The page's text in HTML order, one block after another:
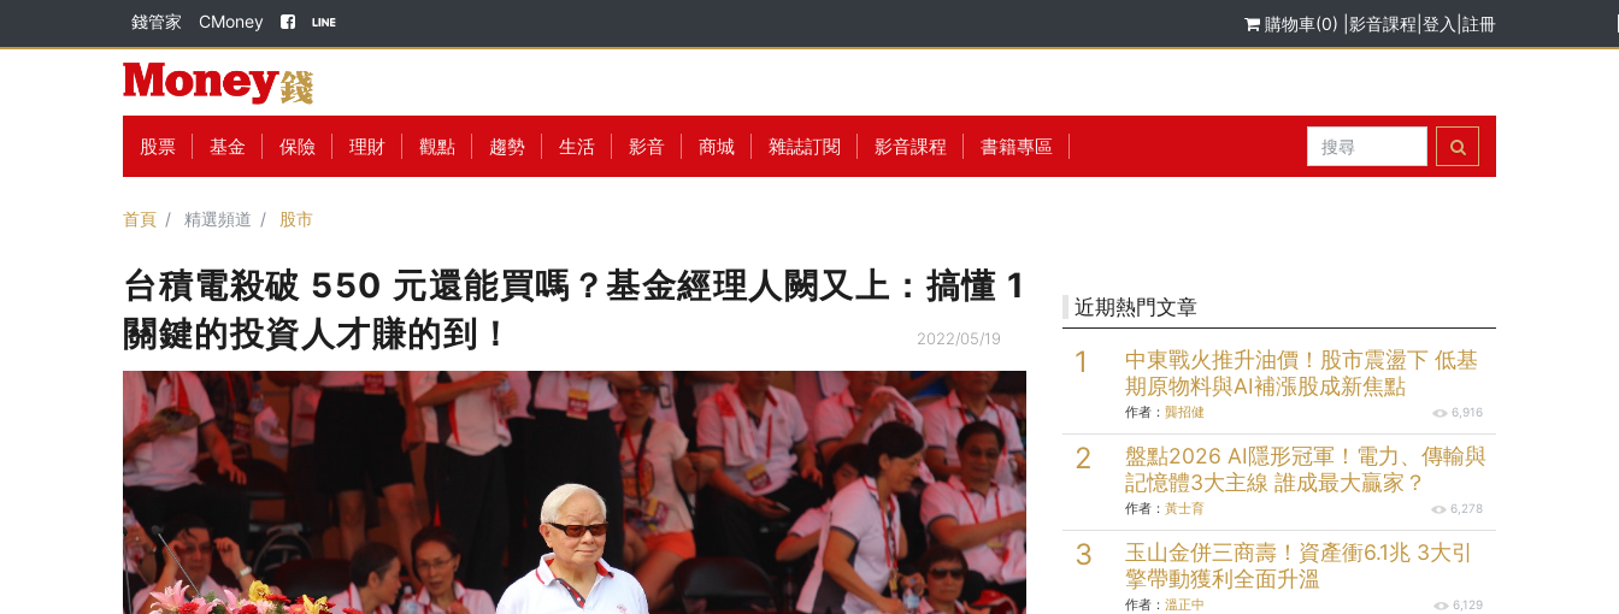
錢管家 CMoney 購物車(0) 影音課程 登入 註冊
股票 基金 保險 理財 觀點 趨勢 生活 影音 商城 雜誌訂閱 影音課程 書籍專區
首頁 精選頻道 股市
台積電殺破 550 元還能買嗎？基金經理人闕又上：搞懂 1
關鍵的投資人才賺的到！
2022/05/19
近期熱門文章
中東戰火推升油價！股市震盪下 低基
期原物料與AI補漲股成新焦點
作者： 龔招健 6,916
盤點2026 AI隱形冠軍！電力、傳輸與
記憶體3大主線 誰成最大贏家？
作者： 黃士育 6,278
玉山金併三商壽！資產衝6.1兆 3大引
擎帶動獲利全面升溫
作者： 溫正中 6,129